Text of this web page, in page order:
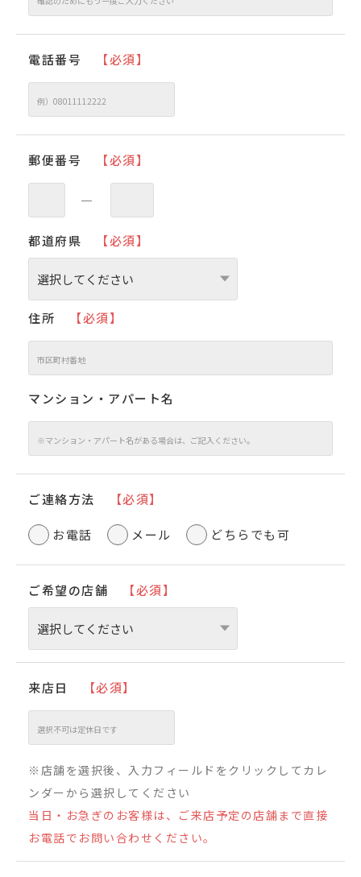
電話番号 【必須】
郵便番号 【必須】
―
都道府県 【必須】
住所 【必須】
マンション・アパート名
ご連絡方法 【必須】
お電話 メール どちらでも可
ご希望の店舗 【必須】
来店日 【必須】
※店舗を選択後、入力フィールドをクリックしてカレ
ンダーから選択してください
当日・お急ぎのお客様は、ご来店予定の店舗まで直接
お電話でお問い合わせください。